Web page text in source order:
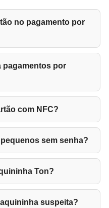
no pagamento por
pagamentos por
com NFC?
sem senha?
Ton?
suspeita?